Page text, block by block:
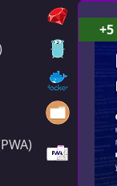
+5